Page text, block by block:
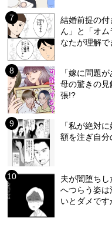
結婚前提の
ん」と「オ
なたが理解で
「嫁に問題
母の驚きの
張!?
「私が絶対
額を注ぎ自
夫が闇堕ち
へつらう姿
いとダメです